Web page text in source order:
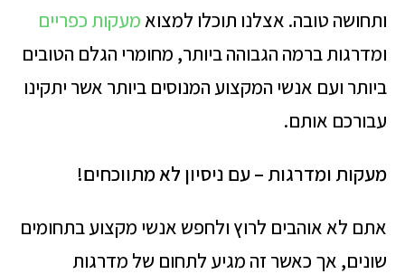
ותחושה טובה. אצלנו תוכלו למצואמעקות כפריים
ומדרגות ברמה הגבוהה ביותר, מחומרי הגלם הטובים
ביותר ועם אנשי המקצוע המנוסים ביותר אשר יתקינו
עבורכם אותם.
מעקות ומדרגות – עם ניסיון לא מתווכחים!
אתם לא אוהבים לרוץ ולחפש אנשי מקצוע בתחומים
שונים, אך כאשר זה מגיע לתחום של מדרגות